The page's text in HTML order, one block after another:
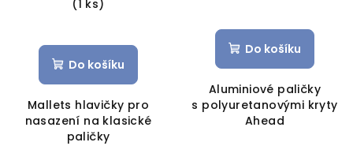
(1 ks)
Do košíku
Mallets hlavičky pro
nasazení na klasické
paličky
Do košíku
Aluminiové paličky
s polyuretanovými kryty
Ahead